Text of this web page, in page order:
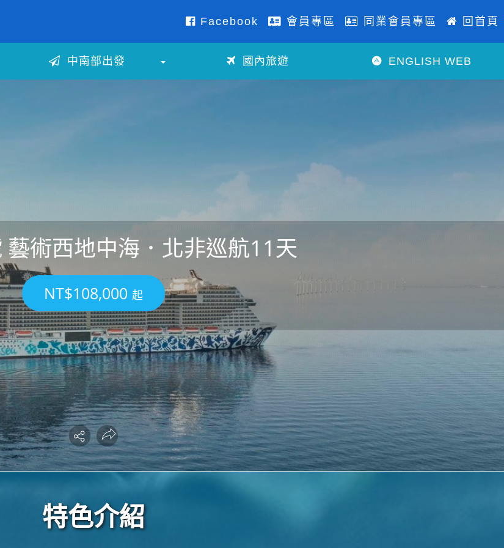
Facebook 會員專區 同業會員專區 回首頁
中南部出發 國內旅遊 ENGLISH WEB
藝術西地中海．北非巡航11天
NT$108,000 起
特色介紹